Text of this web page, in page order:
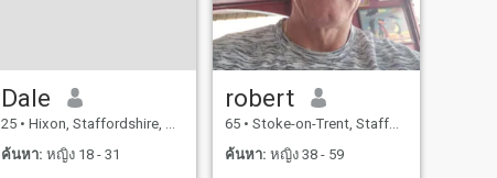
Dale
25 • Hixon, Staffordshire, อังกฤษ
ค้นหา: หญิง 18 - 31
robert
65 • Stoke-on-Trent, Staffordshire, อังกฤษ
ค้นหา: หญิง 38 - 59